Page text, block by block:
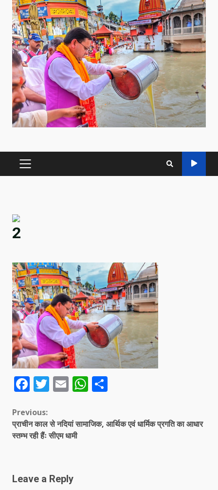
PRIMARY
MENU
2
Facebook
Twitter
EmailWhatsApp
Continue
Reading
Previous:
प्राचीन काल से नदियां सामाजिक, आर्थिक एवं धार्मिक प्रगति का आधार
स्तम्भ रही हैंः सीएम धामी
Leave a Reply